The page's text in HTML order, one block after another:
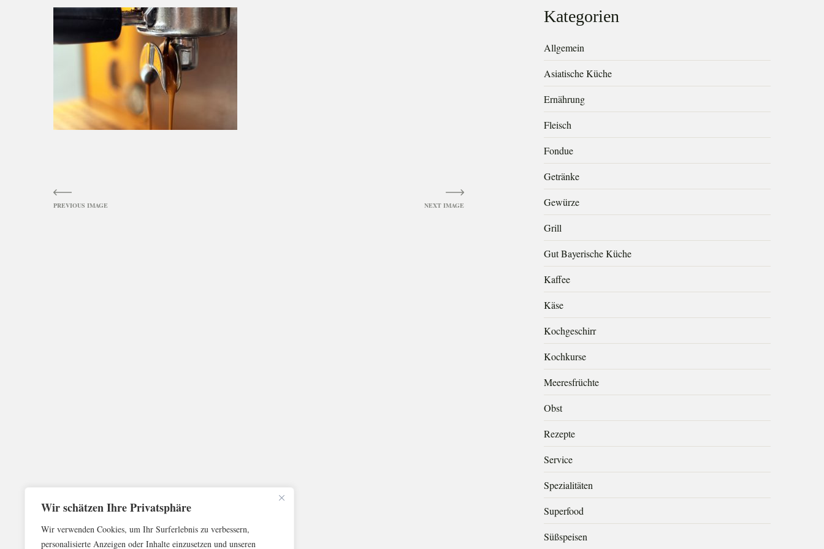
Wir schätzen Ihre Privatsphäre
Wir verwenden Cookies, um Ihr Surferlebnis zu verbessern,
personalisierte Anzeigen oder Inhalte einzusetzen und unseren
Image
Kategorien
Allgemein
Asiatische Küche
Ernährung
Fleisch
Fondue
Getränke
Gewürze
Grill
Gut Bayerische Küche
Kaffee
Käse
Kochgeschirr
Kochkurse
Meeresfrüchte
Obst
Rezepte
Service
Spezialitäten
Superfood
Süßspeisen